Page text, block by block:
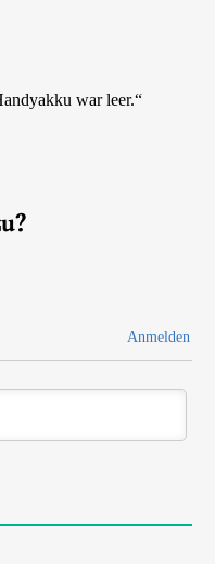
war leer.“
Anmelden